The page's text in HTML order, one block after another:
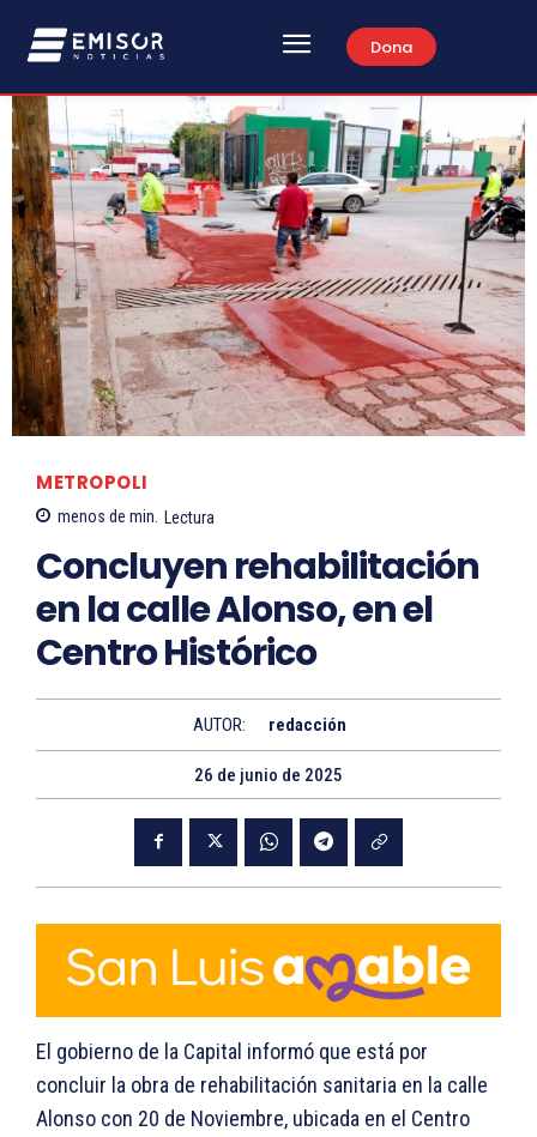
Dona
METROPOLI
menos de min. Lectura
Concluyen rehabilitación
en la calle Alonso, en el
Centro Histórico
AUTOR: redacción
26 de junio de 2025
El gobierno de la Capital informó que está por
concluir la obra de rehabilitación sanitaria en la calle
Alonso con 20 de Noviembre, ubicada en el Centro